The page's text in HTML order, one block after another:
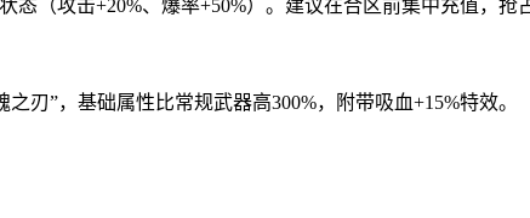
（攻击+20%、爆率+50%）。建议在合区前集中充值，抢
刃”，基础属性比常规武器高300%，附带吸血+15%特效。